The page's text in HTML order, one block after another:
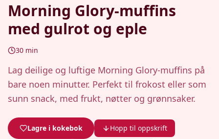
Morning Glory-muffins
med gulrot og eple
30 min
Lag deilige og luftige Morning Glory-muffins på
bare noen minutter. Perfekt til frokost eller som
sunn snack, med frukt, nøtter og grønnsaker.
Lagre i kokebok Hopp til oppskrift